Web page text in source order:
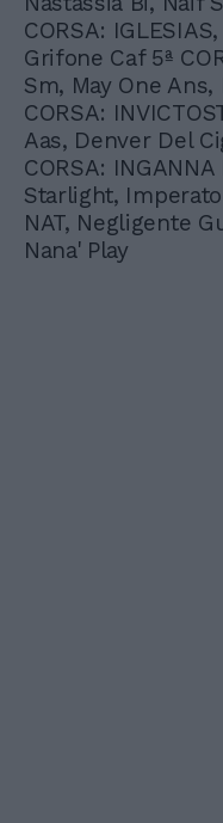
CORSA:
Grifone Caf 5ª
Sm, May One
CORSA:
Aas, Denver Del
CORSA:
Starlight,
NAT, Negligente
Nana' Play